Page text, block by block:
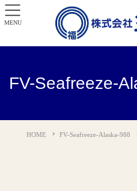
FV-Seafreeze-
HOME FV-Seafreeze-Alaska-988
MENU